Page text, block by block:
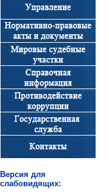
Версия для
слабовидящих: